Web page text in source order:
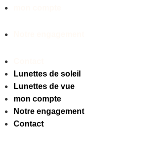
Lunettes de soleil
Lunettes de vue
mon compte
Notre engagement
Contact